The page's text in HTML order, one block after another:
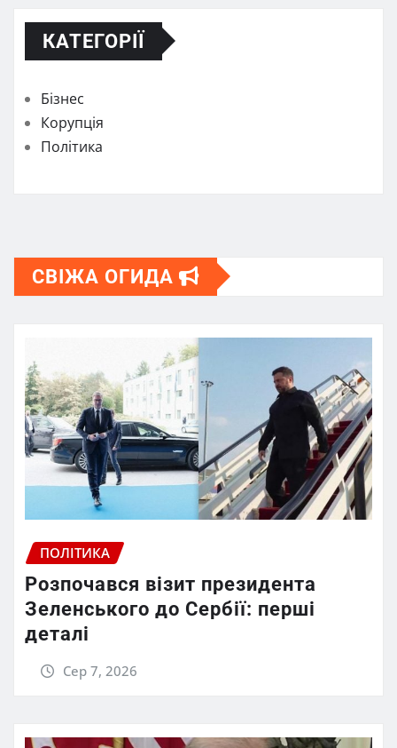
КАТЕГОРІЇ
Бізнес
Корупція
Політика
СВІЖА ОГИДА
ПОЛІТИКА
Розпочався візит президента
Зеленського до Сербії: перші
деталі
Сер 7, 2026